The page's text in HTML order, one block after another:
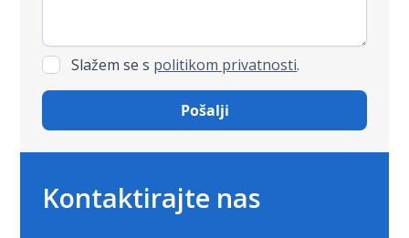
Kontaktirajte nas
Slažem se s politikom privatnosti.